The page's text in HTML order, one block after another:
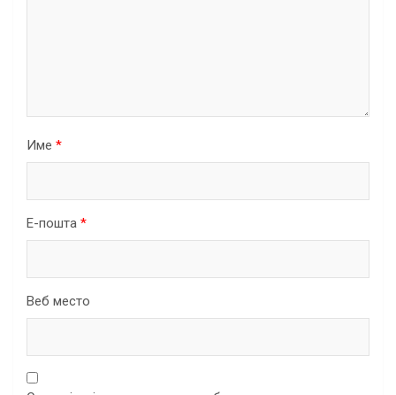
Име *
Е-пошта *
Веб место